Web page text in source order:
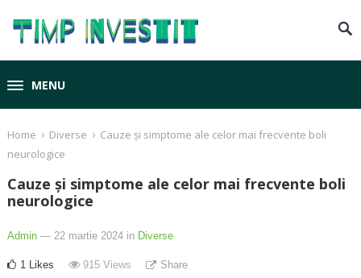
MENU
Home › Diverse › Cauze și simptome ale celor mai frecvente boli
neurologice
Cauze și simptome ale celor mai frecvente boli
neurologice
Admin — 22 martie 2024 in Diverse
1 Likes 915Views Share